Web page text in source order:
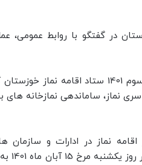
در گفتگو با روابط عمومی،
مدیر ستاد اقامه نماز استان خوزستان، در تشریح عملکرد سه ماهه سوم 1401 ستاد
نماز، ساماندهی نمازخانه های
نماز در ادارات و سازمان
خوزستان، جلسه